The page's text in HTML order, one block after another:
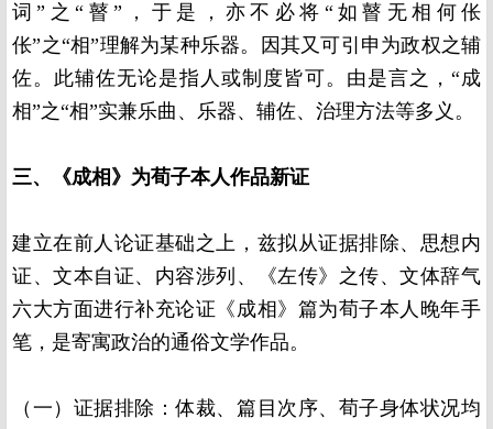
词”之“瞽”，于是，亦不必将“如瞽无相何伥
伥”之“相”理解为某种乐器。因其又可引申为政权之辅
佐。此辅佐无论是指人或制度皆可。由是言之，“成
相”之“相”实兼乐曲、乐器、辅佐、治理方法等多义。
三、《成相》为荀子本人作品新证
建立在前人论证基础之上，兹拟从证据排除、思想内
证、文本自证、内容涉列、《左传》之传、文体辞气
六大方面进行补充论证《成相》篇为荀子本人晚年手
笔，是寄寓政治的通俗文学作品。
（一）证据排除：体裁、篇目次序、荀子身体状况均